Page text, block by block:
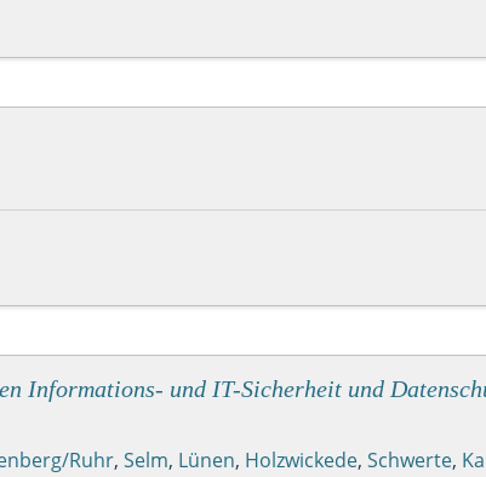
Informations- und IT-Sicherheit und
Ruhr, Selm, Lünen, Holzwickede, Schwerte,